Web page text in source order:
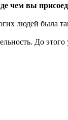
чем вы
людей была
До